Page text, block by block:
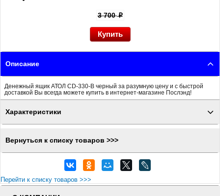
3 700p
Описание
Денежный ящик АТОЛ CD-330-B черный за разумную цену и с быстрой
доставкой Вы всегда можете купить в интернет-магазине Послэнд!
Характеристики
Вернуться к списку товаров >>>
Перейти к списку товаров >>>